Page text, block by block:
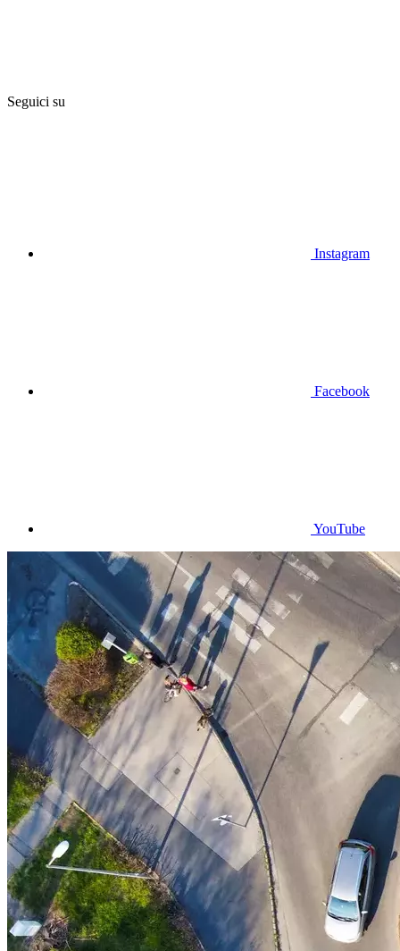
Seguici su
Instagram
Facebook
YouTube